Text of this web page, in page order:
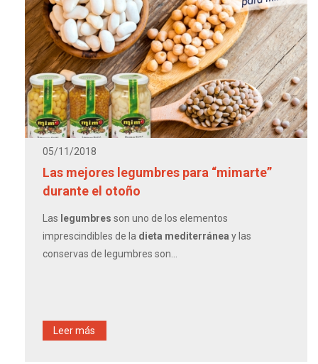
05/11/2018
Las mejores legumbres para “mimarte”
durante el otoño
Las legumbres son uno de los elementos
imprescindibles de la dieta mediterránea y las
conservas de legumbres son...
Leer más